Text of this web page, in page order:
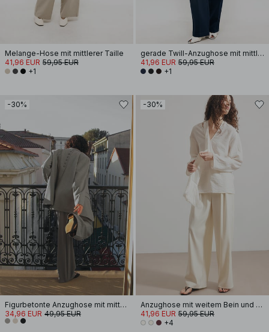
Melange-Hose mit mittlerer Taille
41,96 EUR 59,95 EUR
+1
gerade Twill-Anzughose mit mittlerer Taille
41,96 EUR 59,95 EUR
+1
-30%
Figurbetonte Anzughose mit mittelhoher Taille
34,96 EUR 49,95 EUR
-30%
Anzughose mit weitem Bein und hohem Bund
41,96 EUR 59,95 EUR
+4